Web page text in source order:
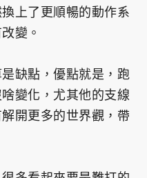
上了更順暢的動作系
變。
缺點，優點就是，跑
變化，尤其他的支線
開更多的世界觀，帶